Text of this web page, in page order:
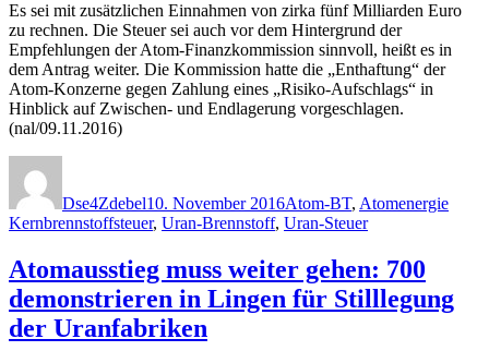
Es sei mit zusätzlichen Einnahmen von zirka fünf Milliarden Euro
zu rechnen. Die Steuer sei auch vor dem Hintergrund der
Empfehlungen der Atom-Finanzkommission sinnvoll, heißt es in
dem Antrag weiter. Die Kommission hatte die „Enthaftung“ der
Atom-Konzerne gegen Zahlung eines „Risiko-Aufschlags“ in
Hinblick auf Zwischen- und Endlagerung vorgeschlagen.
(nal/09.11.2016)
Dse4Zdebel10. November 2016Atom-BT, Atomenergie
Kernbrennstoffsteuer, Uran-Brennstoff, Uran-Steuer
Atomausstieg muss weiter gehen: 700
demonstrieren in Lingen für Stilllegung
der Uranfabriken